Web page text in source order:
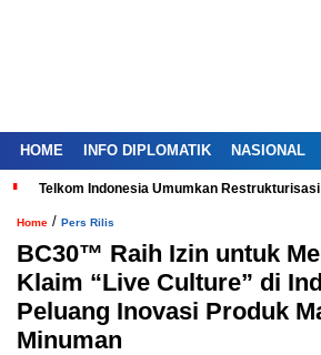
HOME INFO DIPLOMATIK NASIONAL
Telkom Indonesia Umumkan
Home / Pers Rilis
BC30™ Raih Izin untuk
Klaim “Live Culture” di
Peluang Inovasi Produk
Minuman